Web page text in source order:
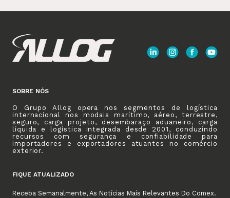
SOBRE NÓS
O Grupo Allog opera nos segmentos de logística
internacional nos modais marítimo, aéreo, terrestre,
seguro, carga projeto, desembaraço aduaneiro, carga
líquida e logística integrada desde 2001, conduzindo
recursos com segurança e confiabilidade para
importadores e exportadores atuantes no comércio
exterior.
FIQUE ATUALIZADO
Receba Semanalmente, As Notícias Mais Relevantes Do Comex.